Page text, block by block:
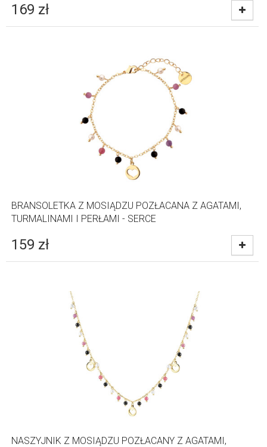
169 zł
BRANSOLETKA Z MOSIĄDZU POZŁACANA Z AGATAMI,
TURMALINAMI I PERŁAMI - SERCE
159 zł
NASZYJNIK Z MOSIĄDZU POZŁACANY Z AGATAMI,